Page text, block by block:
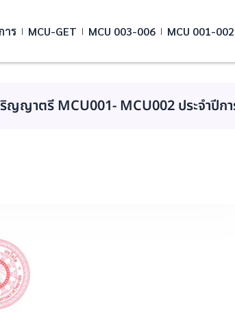
าร MCU-GET MCU 003-006 MCU 001-002
ญาตรี MCU001- MCU002 ประจำปีก